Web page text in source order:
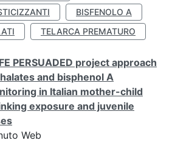
BISFENOLO A
TELARCA PREMATURO
PERSUADED project approach
and bisphenol A
in Italian mother-child
exposure and juvenile
Web